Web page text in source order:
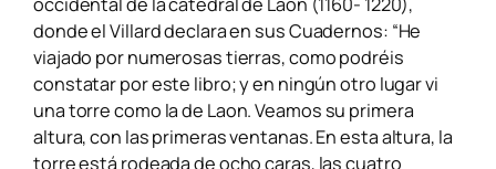
donde el Villard declara en sus Cuadernos: “He
viajado por numerosas tierras, como podréis
constatar por este libro; y en ningún otro lugar vi
una torre como la de Laon. Veamos su primera
altura, con las primeras ventanas. En esta altura, la
torre está rodeada de ocho caras, las cuatro